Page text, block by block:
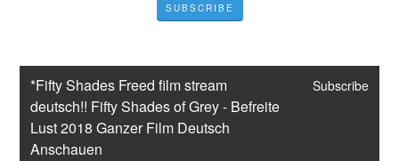
SUBSCRIBE
*Fifty Shades Freed film stream
deutsch!! Fifty Shades of Grey - Befreite
Lust 2018 Ganzer Film Deutsch
Anschauen
Subscribe